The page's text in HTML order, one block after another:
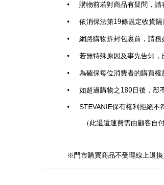
• 購物前若對商品有疑問，請
• 依消保法第19條規定收貨
• 網路購物拆封包裹前，請
• 若無特殊原因及事先告知，
• 為確保每位消費者的購買權
• 如超過購物之180日後， 恕
• STEVANIE保有權利拒絕不
（此退還運費需由顧客自付
※門市購買商品不受理線上退換